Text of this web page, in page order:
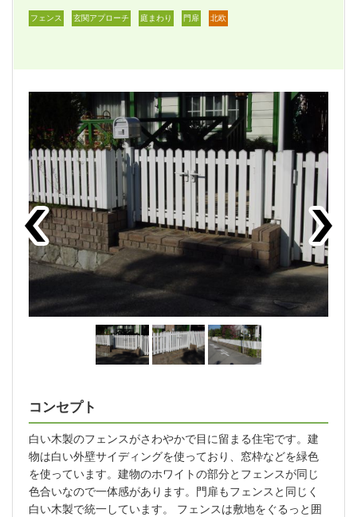
フェンス 玄関アプローチ 庭まわり 門扉 北欧
コンセプト
白い木製のフェンスがさわやかで目に留まる住宅です。建
物は白い外壁サイディングを使っており、窓枠などを緑色
を使っています。建物のホワイトの部分とフェンスが同じ
色合いなので一体感があります。門扉もフェンスと同じく
白い木製で統一しています。 フェンスは敷地をぐるっと囲